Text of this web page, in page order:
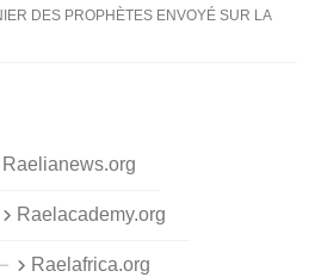
DES PROPHÈTES ENVOYÉ SUR LA
Raelianews.org
Raelacademy.org
Raelafrica.org